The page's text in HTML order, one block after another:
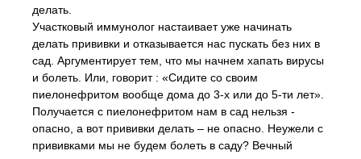
делать.
Участковый иммунолог настаивает уже начинать
делать прививки и отказывается нас пускать без них в
сад. Аргументирует тем, что мы начнем хапать вирусы
и болеть. Или, говорит : «Сидите со своим
пиелонефритом вообще дома до 3-х или до 5-ти лет».
Получается с пиелонефритом нам в сад нельзя -
опасно, а вот прививки делать – не опасно. Неужели с
прививками мы не будем болеть в саду? Вечный